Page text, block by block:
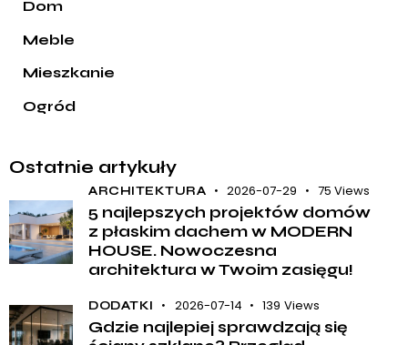
Dom
Meble
Mieszkanie
Ogród
Ostatnie artykuły
ARCHITEKTURA 2026-07-29 75 Views
5 najlepszych projektów domów
z płaskim dachem w MODERN
HOUSE. Nowoczesna
architektura w Twoim zasięgu!
DODATKI 2026-07-14 139 Views
Gdzie najlepiej sprawdzają się